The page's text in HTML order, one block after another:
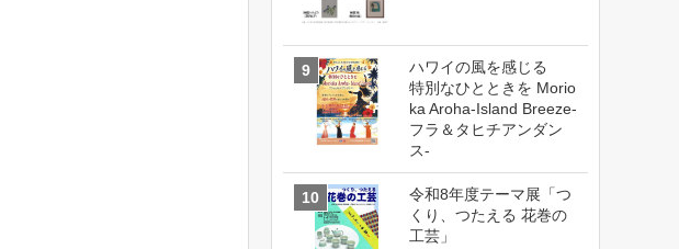
ハワイの風を感じる
特別なひとときを Morio
ka Aroha-Island Breeze-
フラ＆タヒチアンダン
ス-
令和8年度テーマ展「つ
くり、つたえる 花巻の
工芸」